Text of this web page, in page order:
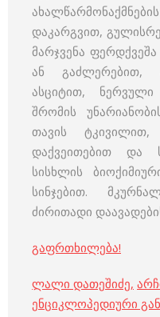
დაკარგვით,
მარჯვენა
ან გაძლერებით,
ასციტით,
შრომის
თავის ტკივილით,
დაქვეითებით და
სისხლის
სინჯებით.
ძირითადი
გაფრთხილება!
ლალი დათეშიძე,
ენციკლოპედიური